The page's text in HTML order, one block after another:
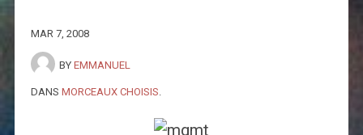
MAR 7, 2008
BY EMMANUEL
DANS MORCEAUX CHOISIS